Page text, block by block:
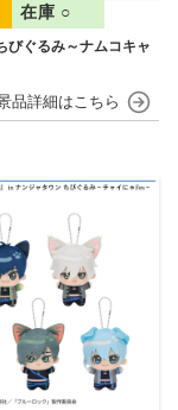
びぐるみ～ナムコキャ
在庫 ○